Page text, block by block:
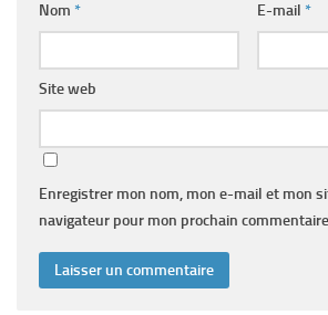
Nom * E-mail *
Site web
Enregistrer mon nom, mon e-mail et mon
navigateur pour mon prochain